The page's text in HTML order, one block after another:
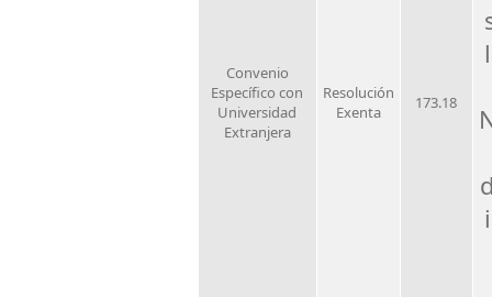
Convenio
Específico con
Universidad
Extranjera
Resolución
Exenta
173.18